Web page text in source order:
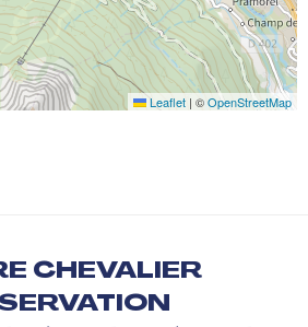
Leaflet | ©OpenStreetMap
CHEVALIER